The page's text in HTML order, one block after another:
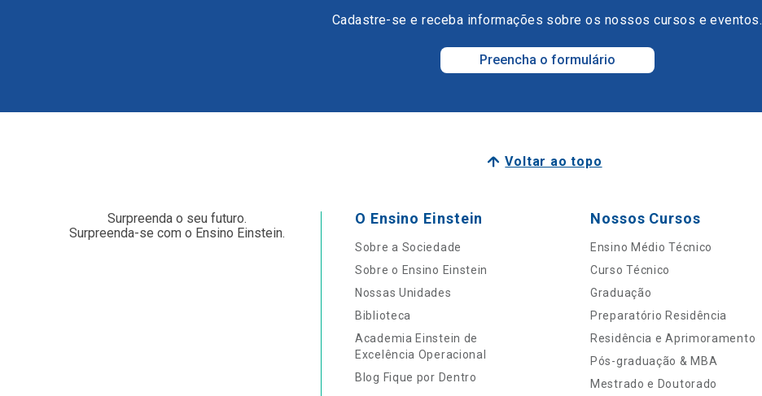
Cadastre-se e receba informações sobre os nossos cursos e eventos.
Preencha o formulário
Voltar ao topo
Surpreenda o seu futuro.
Surpreenda-se com o Ensino Einstein.
O Ensino Einstein
Sobre a Sociedade
Sobre o Ensino Einstein
Nossas Unidades
Biblioteca
Academia Einstein de
Excelência Operacional
Blog Fique por Dentro
Nossos Cursos
Ensino Médio Técnico
Curso Técnico
Graduação
Preparatório Residência
Residência e Aprimoramento
Pós-graduação & MBA
Mestrado e Doutorado